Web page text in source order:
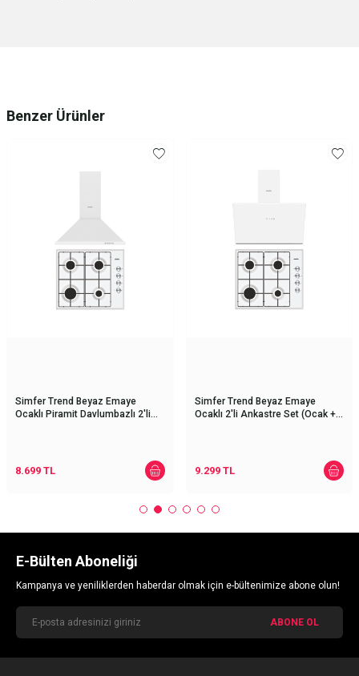
Benzer Ürünler
Simfer Trend Beyaz Emaye
Ocaklı Piramit Davlumbazlı 2'li
8.699 TL
Simfer Trend Beyaz Emaye
Ocaklı 2'li Ankastre Set (Ocak +
9.299TL
E-Bülten Aboneliği
Kampanya ve yeniliklerden haberdar olmak için e-bültenimize abone olun!
ABONE OL